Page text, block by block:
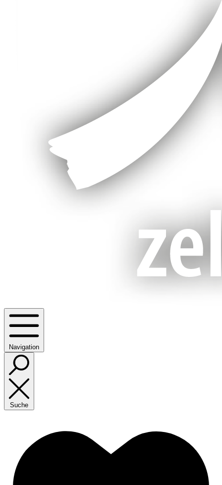
Navigation
Suche